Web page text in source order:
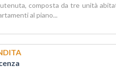
composta da tre unità
al piano...